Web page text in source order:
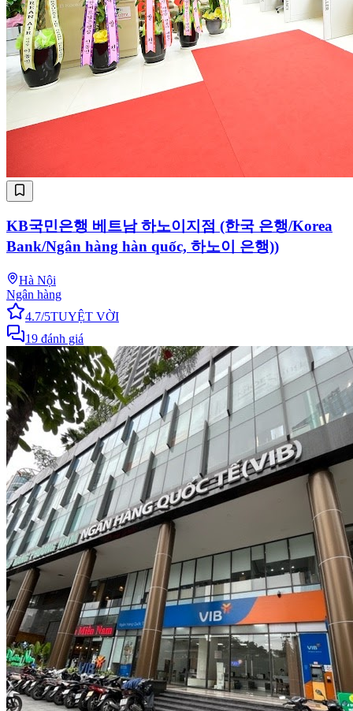
KB국민은행 베트남 하노이지점 (한국 은행/Korea
Bank/Ngân hàng hàn quốc, 하노이 은행))
Hà Nội
Ngân hàng
4.7/5TUYỆT VỜI
19 đánh giá